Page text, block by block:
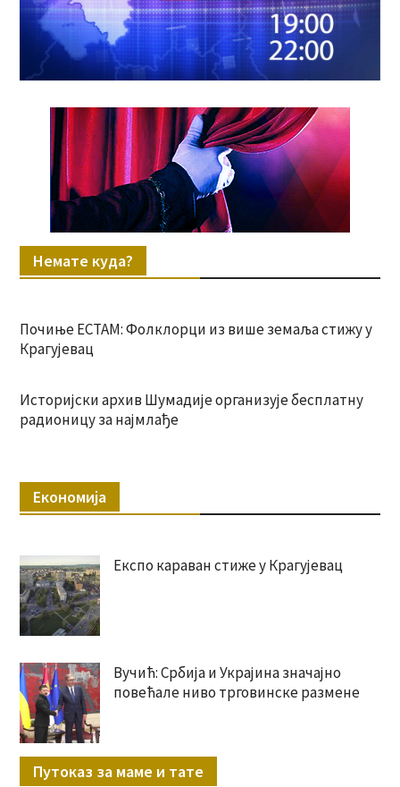
Немате куда?
Почиње ЕСТАМ: Фолклорци из више земаља стижу у
Крагујевац
Историјски архив Шумадије организује бесплатну
радионицу за најмлађе
Економија
Експо караван стиже у Крагујевац
Вучић: Србија и Украјина значајно
повећале ниво трговинске размене
Путоказ за маме и тате